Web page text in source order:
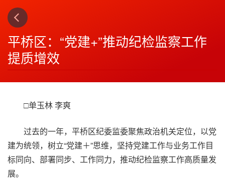
平桥区：“党建+”推动纪检监察工作
提质增效
□单玉林 李爽
过去的一年，平桥区纪委监委聚焦政治机关定位，以党
建为统领，树立“党建＋”思维，坚持党建工作与业务工作目
标同向、部署同步、工作同力，推动纪检监察工作高质量发
展。